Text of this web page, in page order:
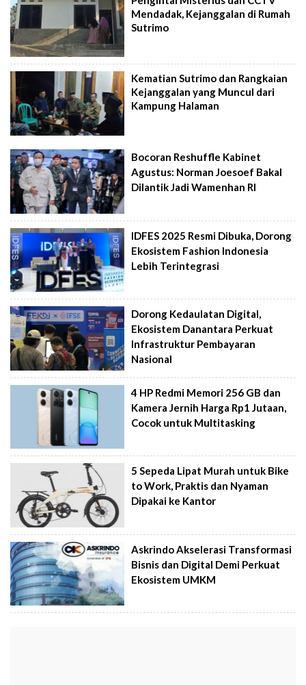
Mendadak, Kejanggalan di Rumah
Sutrimo
Kematian Sutrimo dan Rangkaian
Kejanggalan yang Muncul dari
Kampung Halaman
Bocoran Reshuffle Kabinet
Agustus: Norman Joesoef Bakal
Dilantik Jadi Wamenhan RI
IDFES 2025 Resmi Dibuka, Dorong
Ekosistem Fashion Indonesia
Lebih Terintegrasi
Dorong Kedaulatan Digital,
Ekosistem Danantara Perkuat
Infrastruktur Pembayaran
Nasional
4 HP Redmi Memori 256 GB dan
Kamera Jernih Harga Rp1 Jutaan,
Cocok untuk Multitasking
5 Sepeda Lipat Murah untuk Bike
to Work, Praktis dan Nyaman
Dipakai ke Kantor
Askrindo Akselerasi Transformasi
Bisnis dan Digital Demi Perkuat
Ekosistem UMKM